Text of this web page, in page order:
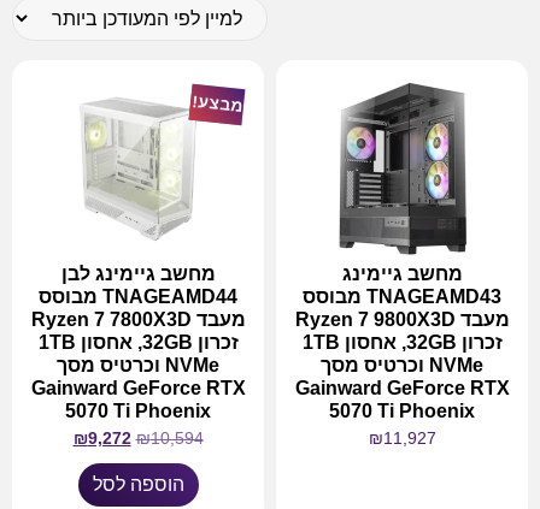
מחשב גיימינג
TNAGEAMD43 מבוסס
מעבד Ryzen 7 9800X3D
זכרון 32GB, אחסון 1TB
NVMe וכרטיס מסך
Gainward GeForce RTX
5070 Ti Phoenix
₪11,927
מבצע!
מחשב גיימינג לבן
TNAGEAMD44 מבוסס
מעבד Ryzen 7 7800X3D
זכרון 32GB, אחסון 1TB
NVMe וכרטיס מסך
Gainward GeForce RTX
5070 Ti Phoenix
₪10,594
₪9,272
הוספה לסל